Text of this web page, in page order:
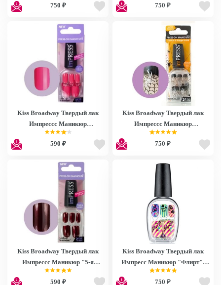
Impress Manicure BIPD260
750 ₽
Manicure HBIPD09
750 ₽
Kiss Broadway Твердый лак
Импрессс Маникюр
"Карамель", длина средняя
Impress Manicure BIPM160
590 ₽
Kiss Broadway Твердый лак
Импрессс Маникюр
"Паутинка", длина средняя
Impress Manicure HBIPD04
750 ₽
Kiss Broadway Твердый лак
Импрессс Маникюр "5-я
Авеню", длина средняя Impress
590 ₽
Kiss Broadway Твердый лак
Импресс Маникюр "Флирт",
длина средняя Impress
750 ₽